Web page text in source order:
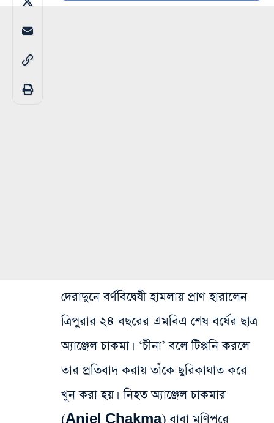
দেরাদুনে বর্ণবিদ্বেষী হামলায় প্রাণ হারালেন
ত্রিপুরার ২৪ বছরের এমবিএ শেষ বর্ষের ছাত্র
অ্যাঞ্জেল চাকমা। ‘চীনা’ বলে টিপ্পনি করলে
তার প্রতিবাদ করায় তাঁকে ছুরিকাঘাত করে
খুন করা হয়। নিহত অ্যাঞ্জেল চাকমার
(Anjel Chakma) বাবা মণিপুরে